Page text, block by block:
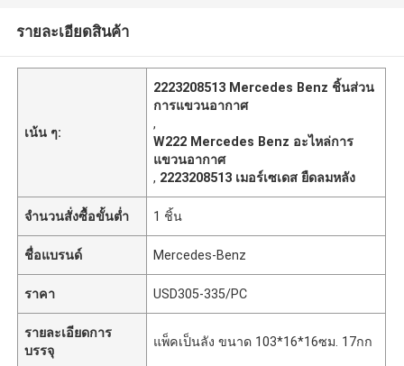
รายละเอียดสินค้า
เน้น ๆ:
2223208513 Mercedes Benz ชิ้นส่วน
การแขวนอากาศ
,
W222 Mercedes Benz อะไหล่การ
แขวนอากาศ
, 2223208513 เมอร์เซเดส ยืดลมหลัง
จำนวนสั่งซื้อขั้นต่ำ 1 ชิ้น
ชื่อแบรนด์ Mercedes-Benz
ราคา USD305-335/PC
รายละเอียดการ
บรรจุ
แพ็คเป็นลัง ขนาด 103*16*16ซม. 17กก